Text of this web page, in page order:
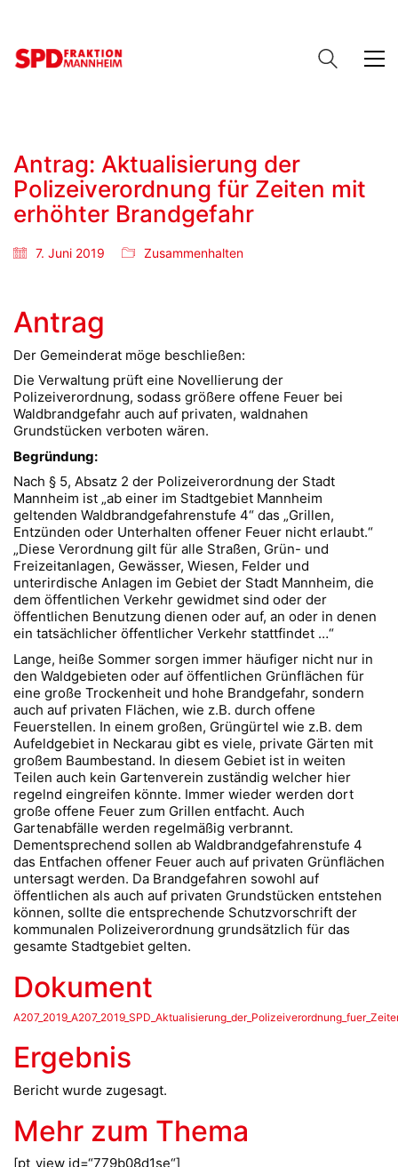
Antrag: Aktualisierung der
Polizeiverordnung für Zeiten mit
erhöhter Brandgefahr
7. Juni 2019 Zusammenhalten
Antrag
Der Gemeinderat möge beschließen:
Die Verwaltung prüft eine Novellierung der
Polizeiverordnung, sodass größere offene Feuer bei
Waldbrandgefahr auch auf privaten, waldnahen
Grundstücken verboten wären.
Begründung:
Nach § 5, Absatz 2 der Polizeiverordnung der Stadt
Mannheim ist „ab einer im Stadtgebiet Mannheim
geltenden Waldbrandgefahrenstufe 4“ das „Grillen,
Entzünden oder Unterhalten offener Feuer nicht erlaubt.“
„Diese Verordnung gilt für alle Straßen, Grün- und
Freizeitanlagen, Gewässer, Wiesen, Felder und
unterirdische Anlagen im Gebiet der Stadt Mannheim, die
dem öffentlichen Verkehr gewidmet sind oder der
öffentlichen Benutzung dienen oder auf, an oder in denen
ein tatsächlicher öffentlicher Verkehr stattfindet …“
Lange, heiße Sommer sorgen immer häufiger nicht nur in
den Waldgebieten oder auf öffentlichen Grünflächen für
eine große Trockenheit und hohe Brandgefahr, sondern
auch auf privaten Flächen, wie z.B. durch offene
Feuerstellen. In einem großen, Grüngürtel wie z.B. dem
Aufeldgebiet in Neckarau gibt es viele, private Gärten mit
großem Baumbestand. In diesem Gebiet ist in weiten
Teilen auch kein Gartenverein zuständig welcher hier
regelnd eingreifen könnte. Immer wieder werden dort
große offene Feuer zum Grillen entfacht. Auch
Gartenabfälle werden regelmäßig verbrannt.
Dementsprechend sollen ab Waldbrandgefahrenstufe 4
das Entfachen offener Feuer auch auf privaten Grünflächen
untersagt werden. Da Brandgefahren sowohl auf
öffentlichen als auch auf privaten Grundstücken entstehen
können, sollte die entsprechende Schutzvorschrift der
kommunalen Polizeiverordnung grundsätzlich für das
gesamte Stadtgebiet gelten.
Dokument
Ergebnis
Bericht wurde zugesagt.
Mehr zum Thema
[pt_view id=“779b08d1se“]